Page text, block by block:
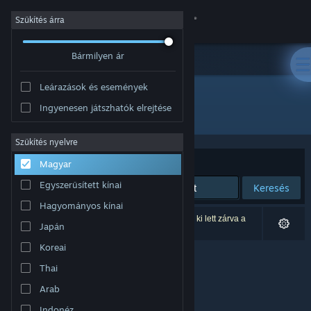
Bejelentkezés
Névjegy
Támogatás
Nyelvváltás
A Steam mobilalkalmazás beszerzése
Asztali weboldalra váltás
Szűkítés árra
Bármilyen ár
Leárazások és események
Ingyenesen játszhatók elrejtése
Szűkítés nyelvre
Magyar
Egyszerűsített kínai
Hagyományos kínai
Japán
Koreai
Thai
Arab
Fejlesztő: Second Wind Games
Rendezés Relevancia
Keresés
0 eredmény felel meg a keresésednek. 1 termék ki lett zárva a
beállításaid alapján.